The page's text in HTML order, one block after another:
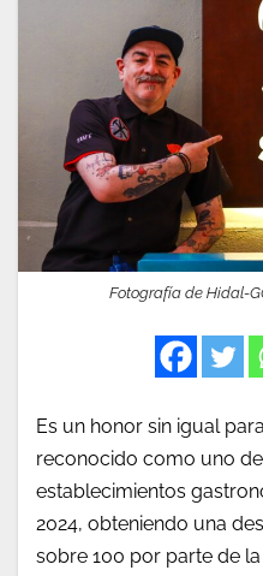
Fotografía de Hidal-
Es un honor sin igual
reconocido como uno
establecimientos
2024, obteniendo una
sobre 100 por parte de